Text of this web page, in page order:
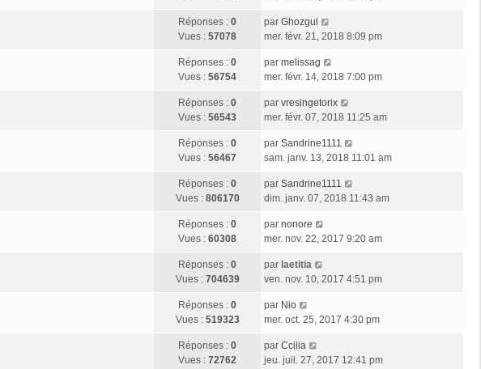
Réponses : 0
Vues : 57078
par Ghozgul
mer. févr. 21, 2018 8:09 pm
Réponses : 0
Vues : 56754
par melissag
mer. févr. 14, 2018 7:00 pm
Réponses : 0
Vues : 56543
par vresingetorix
mer. févr. 07, 2018 11:25 am
Réponses : 0
Vues : 56467
par Sandrine1111
sam. janv. 13, 2018 11:01 am
Réponses : 0
Vues : 806170
par Sandrine1111
dim. janv. 07, 2018 11:43 am
Réponses : 0
Vues : 60308
par nonore
mer. nov. 22, 2017 9:20 am
Réponses : 0
Vues : 704639
par laetitia
ven. nov. 10, 2017 4:51 pm
Réponses : 0
Vues : 519323
par Nio
mer. oct. 25, 2017 4:30 pm
Réponses : 0
Vues : 72762
par Ccilia
jeu. juil. 27, 2017 12:41 pm